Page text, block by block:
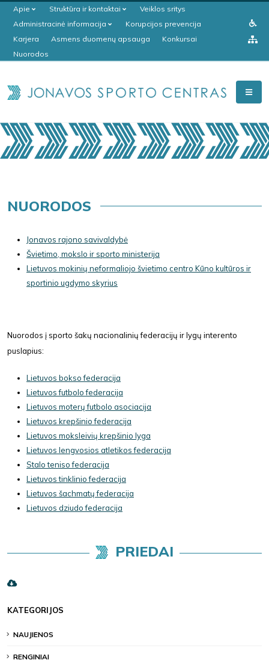
Apie Struktūra ir kontaktai
Veiklos sritys
Administracinė informacija
Korupcijos prevencija
Karjera
Asmens duomenų apsauga
Konkursai
Nuorodos
NUORODOS
Jonavos rajono savivaldybė
Švietimo, mokslo ir sporto ministerija
Lietuvos mokinių neformaliojo švietimo centro Kūno kultūros ir
sportinio ugdymo skyrius
Nuorodos į sporto šakų nacionalinių federacijų ir lygų interento
puslapius:
Lietuvos bokso federacija
Lietuvos futbolo federacija
Lietuvos moterų futbolo asociacija
Lietuvos krepšinio federacija
Lietuvos moksleivių krepšinio lyga
Lietuvos lengvosios atletikos federacija
Stalo teniso federacija
Lietuvos tinklinio federacija
Lietuvos šachmatų federacija
Lietuvos dziudo federacija
PRIEDAI
KATEGORIJOS
NAUJIENOS
RENGINIAI